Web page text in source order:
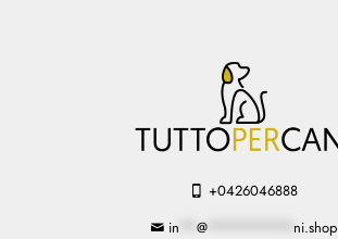
+0426046888
in
@
ni.shop